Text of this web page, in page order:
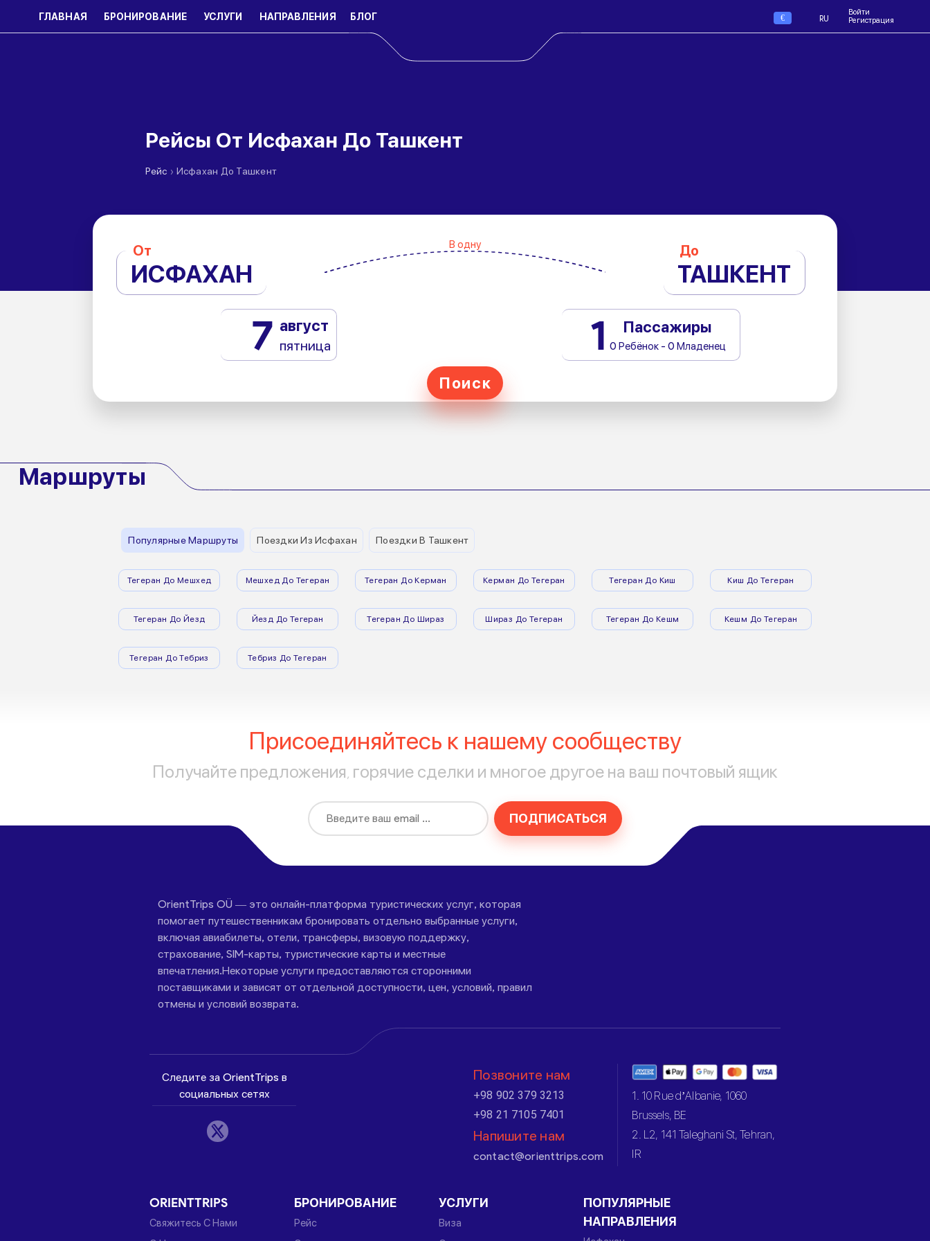
ГЛАВНАЯ БРОНИРОВАНИЕ УСЛУГИ НАПРАВЛЕНИЯ БЛОГ € RU
Войти
Регистрация
Рейсы От Исфахан До Ташкент
Рейс › Исфахан До Ташкент
От
ИСФАХАН
В одну До
ТАШКЕНТ
7 август
пятница 1 Пассажиры
0 Ребёнок - 0 Младенец
Поиск
Маршруты
Популярные Маршруты Поездки Из Исфахан Поездки В Ташкент
Тегеран До Мешхед Мешхед До Тегеран Тегеран До Керман Керман До Тегеран Тегеран До Киш Киш До Тегеран
Тегеран До Йезд Йезд До Тегеран Тегеран До Шираз Шираз До Тегеран Тегеран До Кешм Кешм До Тегеран
Тегеран До Тебриз Тебриз До Тегеран
Присоединяйтесь к нашему сообществу
Получайте предложения, горячие сделки и многое другое на ваш почтовый ящик
ПОДПИСАТЬСЯ
OrientTrips OÜ — это онлайн-платформа туристических услуг, которая
помогает путешественникам бронировать отдельно выбранные услуги,
включая авиабилеты, отели, трансферы, визовую поддержку,
страхование, SIM-карты, туристические карты и местные
впечатления.Некоторые услуги предоставляются сторонними
поставщиками и зависят от отдельной доступности, цен, условий, правил
отмены и условий возврата.
Следите за OrientTrips в
социальных сетях
Позвоните нам
+98 902 379 3213
+98 21 7105 7401
Напишите нам
contact@orienttrips.com
1. 10 Rue d’Albanie, 1060
Brussels, BE
2. L2, 141 Taleghani St, Tehran,
IR
ORIENTTRIPS
Свяжитесь С Нами
БРОНИРОВАНИЕ
Рейс
УСЛУГИ
Виза
ПОПУЛЯРНЫЕ
НАПРАВЛЕНИЯ